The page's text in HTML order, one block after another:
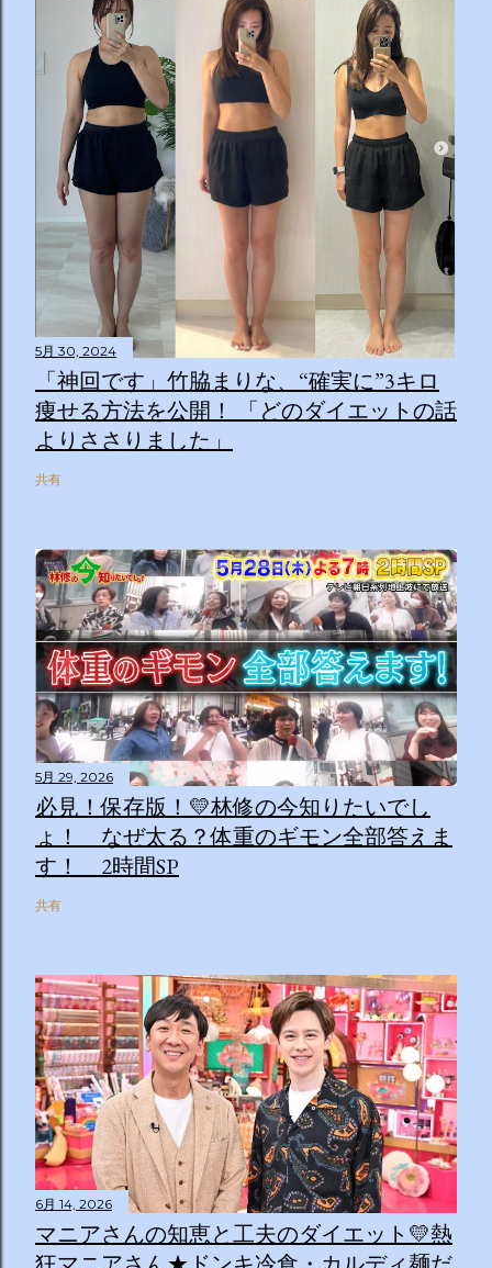
5月 30, 2024
「神回です」竹脇まりな、“確実に”3キロ
痩せる方法を公開！ 「どのダイエットの話
よりささりました」
共有
5月 29, 2026
必見！保存版！💛林修の今知りたいでし
ょ！ なぜ太る？体重のギモン全部答えま
す！ 2時間SP
共有
6月 14, 2026
マニアさんの知恵と工夫のダイエット💛熱